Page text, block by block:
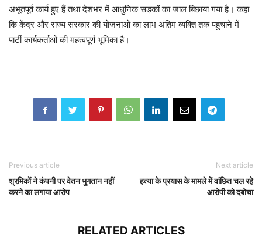
अभूतपूर्व कार्य हुए हैं तथा देशभर में आधुनिक सड़कों का जाल बिछाया गया है। कहा
कि केंद्र और राज्य सरकार की योजनाओं का लाभ अंतिम व्यक्ति तक पहुंचाने में
पार्टी कार्यकर्ताओं की महत्वपूर्ण भूमिका है।
Previous article
श्रमिकों ने कंपनी पर वेतन भुगतान नहीं
करने का लगाया आरोप
Next article
हत्या के प्रयास के मामले में वांछित चल रहे
आरोपी को दबोचा
RELATED ARTICLES